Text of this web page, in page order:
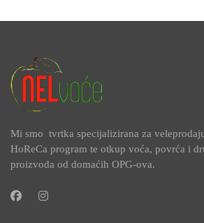
Mi smo tvrtka specijalizirana za
HoReCa program te otkup voća, povrća i
proizvoda od domaćih OPG-ova.